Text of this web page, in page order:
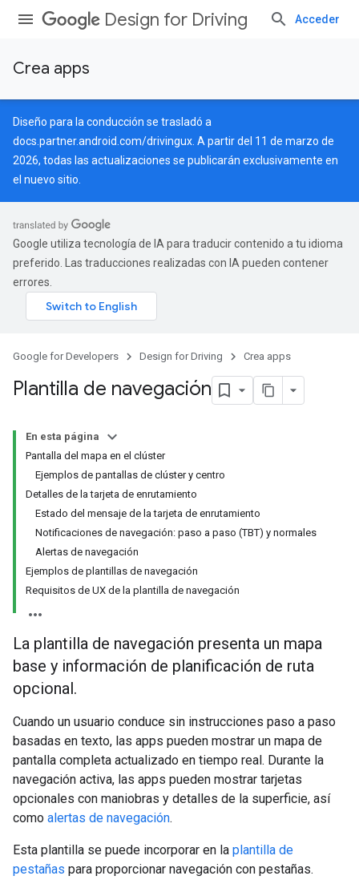
Design for Driving Acceder
Crea apps
Diseño para la conducción se trasladó a
docs.partner.android.com/drivingux . A partir del 11 de marzo de
2026, todas las actualizaciones se publicarán exclusivamente en
el nuevo sitio.
Google utiliza tecnología de IA para traducir contenido a tu idioma
preferido. Las traducciones realizadas con IA pueden contener
errores.
Google for Developers Design for Driving Crea apps
Plantilla de navegación
En esta página
Pantalla del mapa en el clúster
Ejemplos de pantallas de clúster y centro
Detalles de la tarjeta de enrutamiento
Estado del mensaje de la tarjeta de enrutamiento
Notificaciones de navegación: paso a paso (TBT) y normales
Alertas de navegación
Ejemplos de plantillas de navegación
Requisitos de UX de la plantilla de navegación
La plantilla de navegación presenta un mapa
base y información de planificación de ruta
opcional.
Cuando un usuario conduce sin instrucciones paso a paso
basadas en texto, las apps pueden mostrar un mapa de
pantalla completa actualizado en tiempo real. Durante la
navegación activa, las apps pueden mostrar tarjetas
opcionales con maniobras y detalles de la superficie, así
como alertas de navegación.
Esta plantilla se puede incorporar en la plantilla de
pestañas para proporcionar navegación con pestañas.